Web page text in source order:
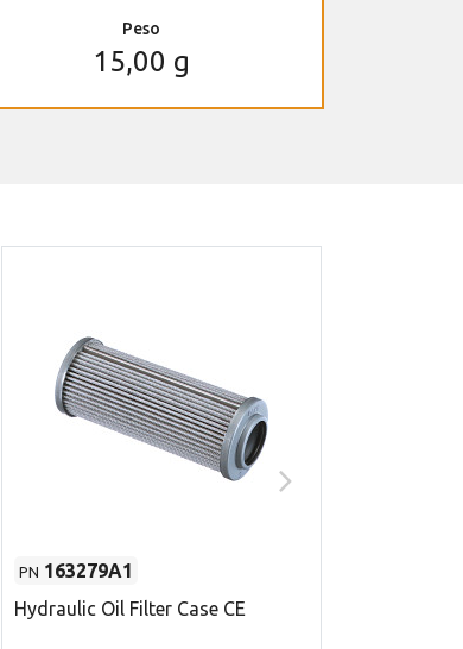
Peso
15,00 g
PN 163279A1
Hydraulic Oil Filter Case CE